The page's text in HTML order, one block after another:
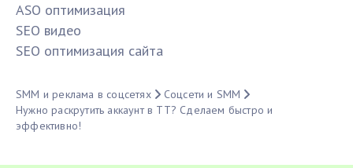
ASO оптимизация
SЕО видео
SЕО оптимизация сайта
SMM и реклама в соцсетях
Соцсети и SMM
Нужно раскрутить аккаунт в ТТ? Сделаем быстро и
эффективно!